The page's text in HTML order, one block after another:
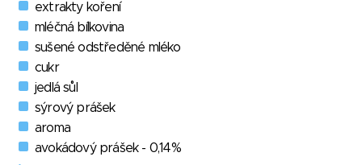
extrakty koření
mléčná bílkovina
sušené odstředěné mléko
cukr
jedlá sůl
sýrový prášek
aroma
avokádový prášek - 0,14%